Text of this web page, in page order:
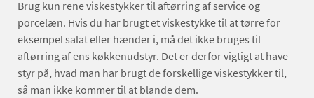
Brug kun rene viskestykker til aftørring af service og
porcelæn. Hvis du har brugt et viskestykke til at tørre for
eksempel salat eller hænder i, må det ikke bruges til
aftørring af ens køkkenudstyr. Det er derfor vigtigt at have
styr på, hvad man har brugt de forskellige viskestykker til,
så man ikke kommer til at blande dem.